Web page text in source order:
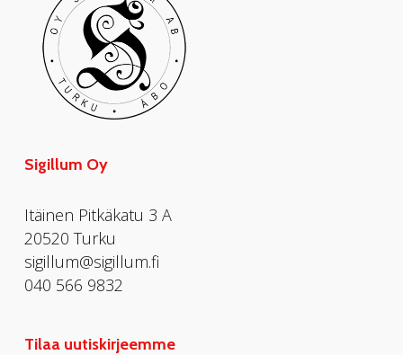
Sigillum Oy
Itäinen Pitkäkatu 3 A
20520 Turku
sigillum@sigillum.fi
040 566 9832
Tilaa uutiskirjeemme